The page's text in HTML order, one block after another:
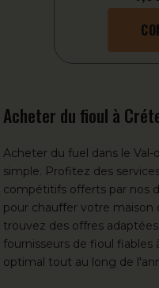
Acheter du fioul à
Acheter du fuel dans le
simple. Profitez des
compétitifs offerts par nos
pour chauffer votre
trouvez des offres
fournisseurs de fioul fiables
optimal tout au long de